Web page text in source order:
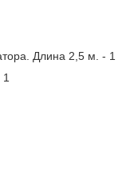
Длина 2,5 м. - 1